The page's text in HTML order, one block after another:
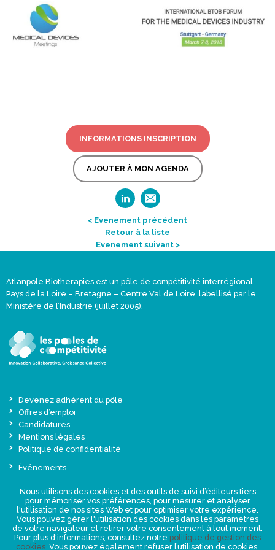
INFORMATIONS INSCRIPTION
AJOUTER À MON AGENDA
< Evenement précédent
Retour à la liste
Evenement suivant >
Atlanpole Biotherapies est un pôle de compétitivité interrégional
Pays de la Loire – Bretagne – Centre Val de Loire, labellisé par le
Ministère de l’Industrie (juillet 2005).
Devenez adhérent du pôle
Offres d’emploi
Candidatures
Mentions légales
Politique de confidentialité
Événements
Une offre globale sur-mesure
Presse
NEWSLETTER
Nous utilisons des cookies et des outils de suivi d’éditeurs tiers
pour mémoriser vos préférences, pour mesurer et analyser
l'utilisation de nos sites Web et pour optimiser votre expérience.
Vous pouvez gérer l'utilisation des cookies dans les paramètres
de votre navigateur et retirer votre consentement à tout moment.
Pour plus d'informations, consultez notre politique de gestion des
cookies. Vous pouvez également refuser l’utilisation de cookies.